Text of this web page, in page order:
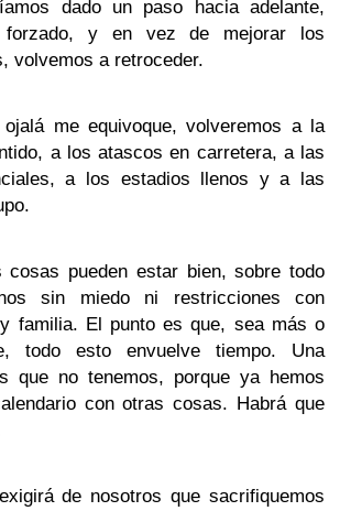
dado un paso hacia adelante,
forzado, y en vez de mejorar los
volvemos a retroceder.
me equivoque, volveremos a la
a los atascos en carretera, a las
a los estadios llenos y a las
cosas pueden estar bien, sobre todo
sin miedo ni restricciones con
familia. El punto es que, sea más o
todo esto envuelve tiempo. Una
que no tenemos, porque ya hemos
con otras cosas. Habrá que
de nosotros que sacrifiquemos